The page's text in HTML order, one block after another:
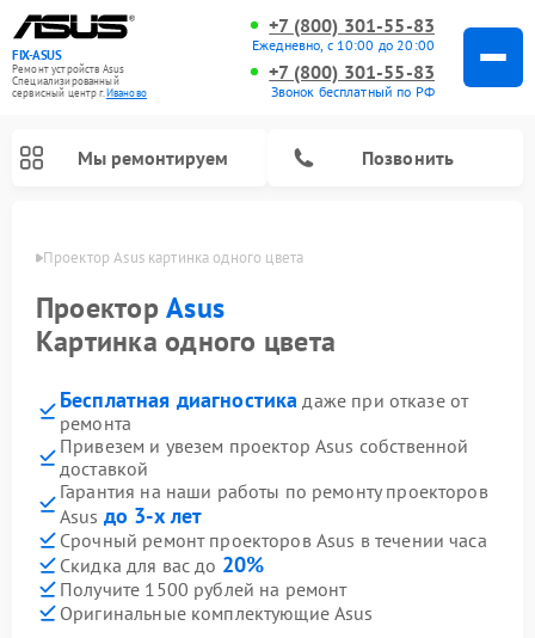
FIX-ASUS
Ремонт устройств Asus
Специализированный
cервисный центр г.Иваново
+7 (800) 301-55-83
Ежедневно, с 10:00 до 20:00
+7 (800) 301-55-83
Звонок бесплатный по РФ
Мы ремонтируем Позвонить
Проектор Asus картинка одного цвета
ПроекторAsus
Картинка одного цвета
Бесплатная диагностика даже при отказе от
ремонта
Привезем и увезем проектор Asus собственной
доставкой
Гарантия на наши работы по ремонту проекторов
Asus до 3-х лет
Срочный ремонт проекторов Asus в течении часа
Скидка для вас до 20%
Получите 1500 рублей на ремонт
Оригинальные комплектующие Asus